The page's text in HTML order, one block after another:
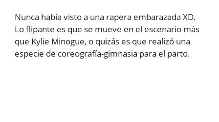
Nunca había visto a una rapera embarazada XD.
Lo flipante es que se mueve en el escenario más
que Kylie Minogue, o quizás es que realizó una
especie de coreografía-gimnasia para el parto.